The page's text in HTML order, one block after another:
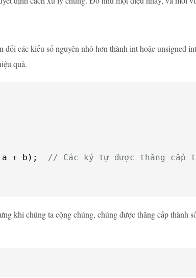
đổi các kiểu số nguyên nhỏ hơn thành int hoặc unsigned
quả.
a + b); // Các ký tự được thăng cấp
khi chúng ta cộng chúng, chúng được thăng cấp thành